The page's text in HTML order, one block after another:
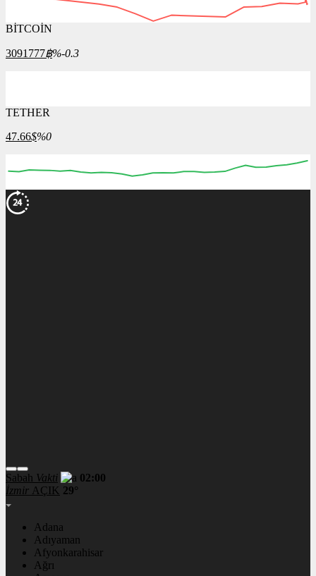
BİTCOİN
3091777฿%-0.3
TETHER
47.66$%0
Sabah Vakti
02:00
İzmir AÇIK 29°
Adana
Adıyaman
Afyonkarahisar
Ağrı